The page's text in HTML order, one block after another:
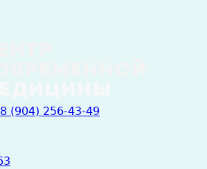
8 (904) 256-43-49